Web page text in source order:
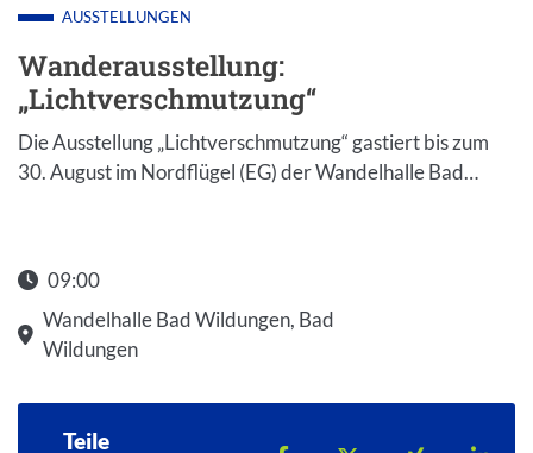
AUSSTELLUNGEN
Wanderausstellung:
„Lichtverschmutzung“
Die Ausstellung „Lichtverschmutzung“ gastiert bis zum
30. August im Nordflügel (EG) der Wandelhalle Bad…
09:00
Wandelhalle Bad Wildungen, Bad
Wildungen
Teile